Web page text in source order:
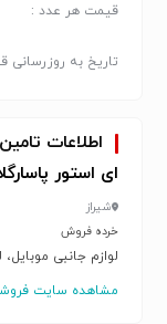
قیمت هر عدد :
تاریخ به روزرسانی
اطلاعات
ای استور
شیراز
خرده فروش
لوازم جانبی
مشاهده سایت